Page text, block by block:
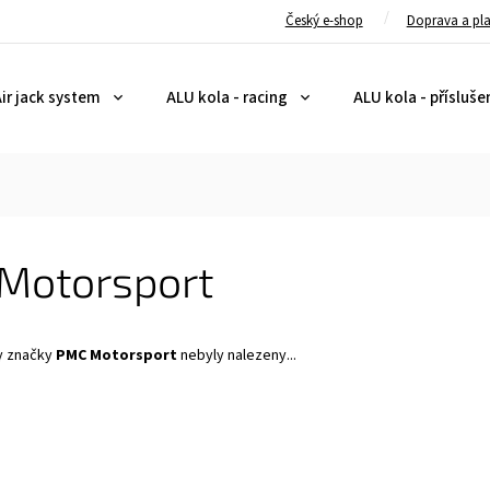
Český e-shop Doprava a
jack system ALU kola - racing ALU kola -
značky PMC Motorsportnebyly nalezeny...